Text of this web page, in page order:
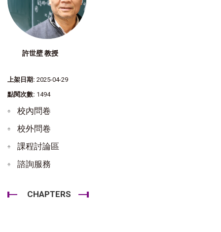
許世壁 教授
上架日期: 2025-04-29
點閱次數: 1494
校內問卷
校外問卷
課程討論區
諮詢服務
CHAPTERS